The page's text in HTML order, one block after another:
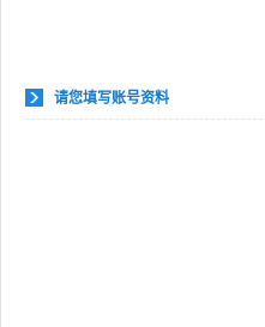
请您填写账号资料